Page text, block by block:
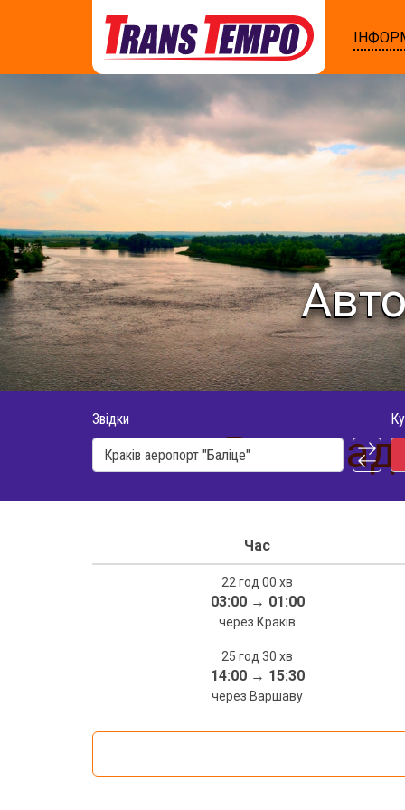
Звідки
Розклад
Час
22 год 00 хв
03:00→ 01:00
через Краків
25 год 30 хв
14:00→ 15:30
через Варшаву